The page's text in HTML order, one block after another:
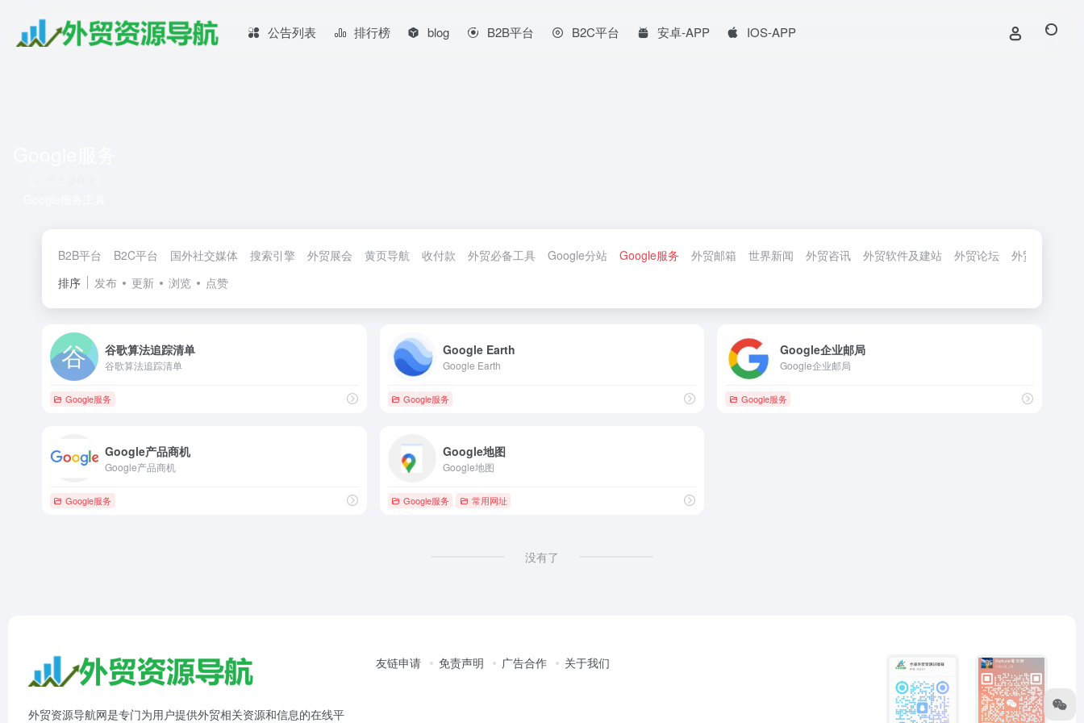
公告列表 排行榜 blog B2B平台 B2C平台 安卓-APP IOS-APP
B2B平台 B2C平台 国外社交媒体 搜索引擎 外贸展会 黄页导航 收付款 外贸必备工具 Google分站 Google服务 外贸邮箱 世界新闻 外贸咨讯 外贸软件及建站 外贸论坛 外贸服务
排序
发布 更新 浏览 点赞
谷歌算法追踪清单
谷歌算法追踪清单
Google服务
Google Earth
Google Earth
Google服务
Google企业邮局
Google企业邮局
Google服务
Google产品商机
Google产品商机
Google服务
Google地图
Google地图
Google服务 常用网址
没有了
外贸资源导航网是专门为用户提供外贸相关资源和信息的在线平
友链申请 免责声明 广告合作 关于我们